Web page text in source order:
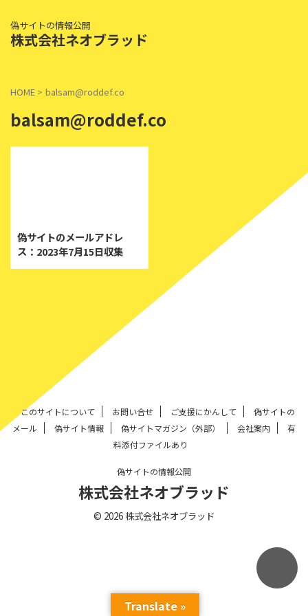
偽サイトの情報公開
株式会社ネオブラッド
HOME > balsam@roddef.co
balsam@roddef.co
偽サイトのメールアドレ
ス：2023年7月15日収集
このサイトについて お問い合せ ご支援にかんして
偽サイトの
メール
偽サイト情報 偽サイトマガジン（外部） 会社案内
有
料添付ファイルあり
偽サイトの情報公開
株式会社ネオブラッド
© 2026 株式会社ネオブラッド
Translate »